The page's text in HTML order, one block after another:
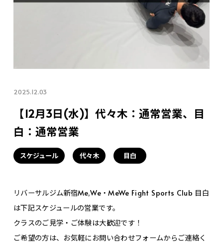
2025.12.03
【12月3日(水)】代々木：通常営業、目
白：通常営業
スケジュール 代々木 目白
リバーサルジム新宿Me,We・MeWe Fight Sports Club 目白
は下記スケジュールの営業です。
クラスのご見学・ご体験は大歓迎です！
ご希望の方は、お気軽にお問い合わせフォームからご連絡く